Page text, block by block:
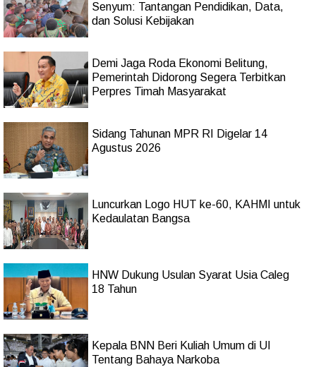
Senyum: Tantangan Pendidikan, Data,
dan Solusi Kebijakan
Demi Jaga Roda Ekonomi Belitung,
Pemerintah Didorong Segera Terbitkan
Perpres Timah Masyarakat
Sidang Tahunan MPR RI Digelar 14
Agustus 2026
Luncurkan Logo HUT ke-60, KAHMI untuk
Kedaulatan Bangsa
HNW Dukung Usulan Syarat Usia Caleg
18 Tahun
Kepala BNN Beri Kuliah Umum di UI
Tentang Bahaya Narkoba